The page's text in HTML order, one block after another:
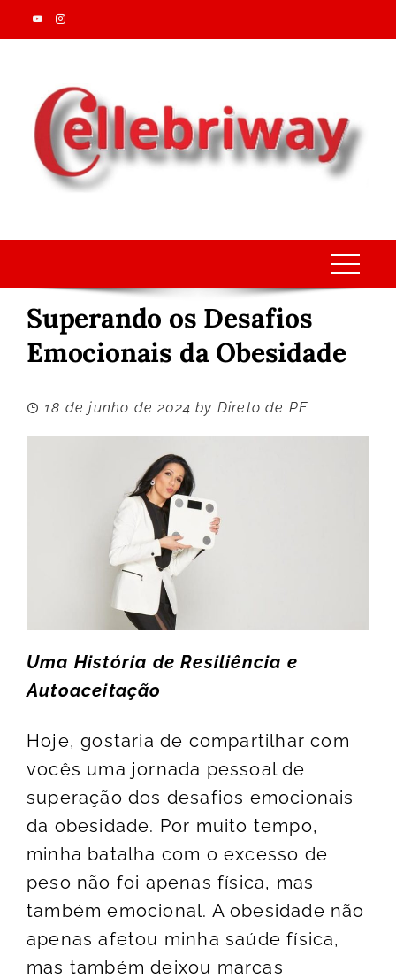
Skip
to
Superando os Desafios
Emocionais da Obesidade
18 de junho de 2024 by Direto de PE
Uma História de Resiliência e
Autoaceitação
Hoje, gostaria de compartilhar com
vocês uma jornada pessoal de
superação dos desafios emocionais
da obesidade. Por muito tempo,
minha batalha com o excesso de
peso não foi apenas física, mas
também emocional. A obesidade não
apenas afetou minha saúde física,
mas também deixou marcas